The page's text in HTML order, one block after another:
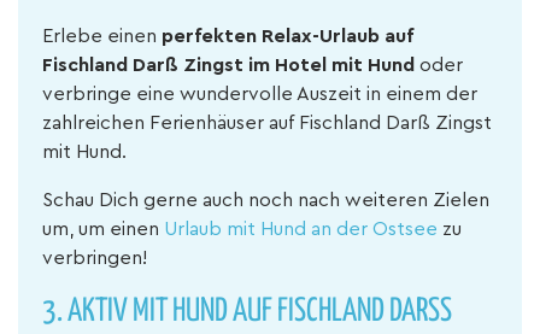
Erlebe einen perfekten Relax-Urlaub auf
Fischland Darß Zingst im Hotel mit Hund oder
verbringe eine wundervolle Auszeit in einem der
zahlreichen Ferienhäuser auf Fischland Darß Zingst
mit Hund.
Schau Dich gerne auch noch nach weiteren Zielen
um, um einen Urlaub mit Hund an der Ostsee zu
verbringen!
3. AKTIV MIT HUND AUF FISCHLAND DARSS